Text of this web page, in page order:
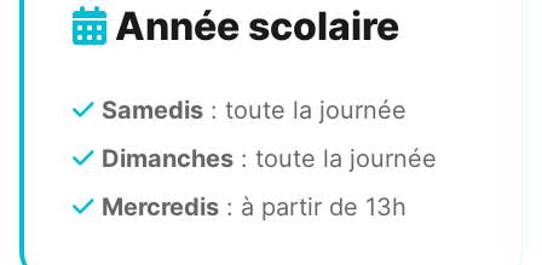
Année scolaire
Samedis : toute la journée
Dimanches : toute la journée
Mercredis : à partir de 13h